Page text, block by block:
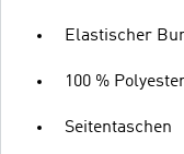
Elastischer
100 %
Seitentaschen